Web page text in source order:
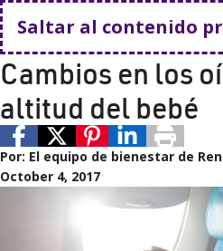
Saltar al contenido
Volver a casa
Salud del bebé
Cambios en los
altitud del bebé
Por: El equipo de bienestar de
October 4, 2017